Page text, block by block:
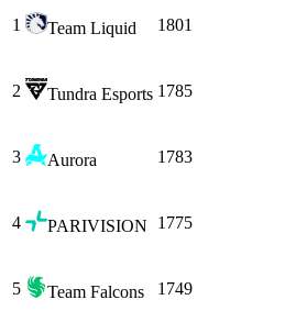
1 Team Liquid 1801
2 Tundra Esports 1785
3 Aurora 1783
4 PARIVISION 1775
5 Team Falcons 1749